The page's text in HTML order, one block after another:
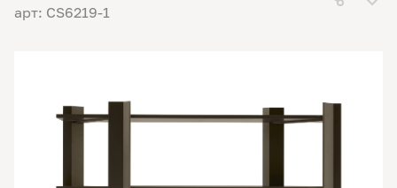
арт: CS6219-1